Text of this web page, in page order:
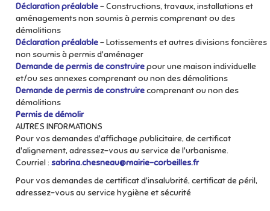
Déclaration préalable- Constructions, travaux, installations et
aménagements non soumis à permis comprenant ou des
démolitions
Déclaration préalable- Lotissements et autres divisions foncières
non soumis à permis d'aménager
Demande de permis de construirepour une maison individuelle
et/ou ses annexes comprenant ou non des démolitions
Demande de permis de construirecomprenant ou non des
démolitions
Permis de démolir
AUTRES INFORMATIONS
Pour vos demandes d'affichage publicitaire, de certificat
d'alignement, adressez-vous au service de l'urbanisme.
Courriel : sabrina.chesneau@mairie-corbeilles.fr
Pour vos demandes de certificat d'insalubrité, certificat de péril,
adressez-vous au service hygiène et sécurité